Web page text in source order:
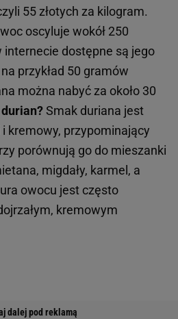
55 złotych za kilogram.
oscyluje wokół 250
internecie dostępne są jego
przykład 50 gramów
można nabyć za około 30
Smak duriana jest
kremowy, przypominający
porównują go do mieszanki
migdały, karmel, a
owocu jest często
kremowym